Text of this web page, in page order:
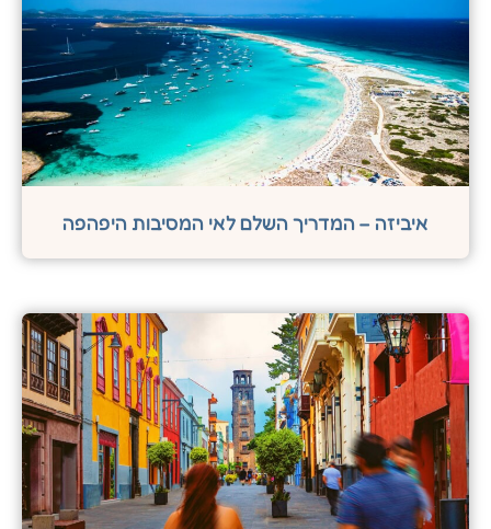
איביזה – המדריך השלם לאי המסיבות היפהפה